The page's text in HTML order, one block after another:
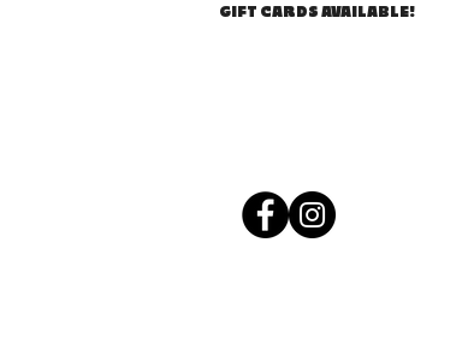
GIFT CARDS AVAILABLE!